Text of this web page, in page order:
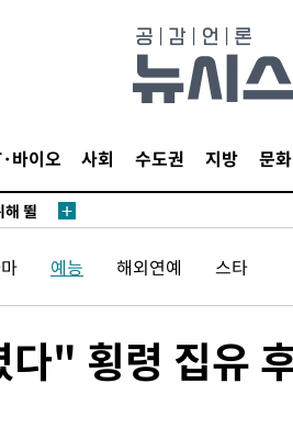
바이오 사회 수도권 지방 문화
… 정
뛸
씨]
해 아
예능 해외연예 스타
" 횡령 집유